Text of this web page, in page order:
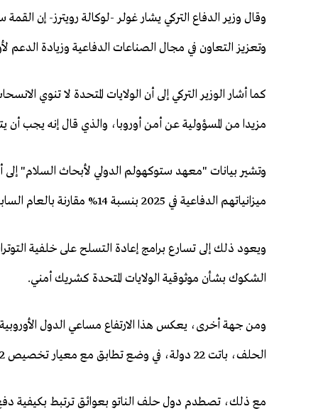
وقال وزير الدفاع التركي يشار غولر -لوكالة رويترز- إن
وتعزيز التعاون في مجال الصناعات الدفاعية وزيادة الدعم
كما أشار الوزير التركي إلى أن الولايات المتحدة لا تنوي
مزيدا من المسؤولية عن أمن أوروبا، والذي قال إنه يجب أن
وتشير بيانات "معهد ستوكهولم الدولي لأبحاث السلام" إلى
ميزانياتهم الدفاعية في 2025 بنسبة 14% مقارنة بالعام السابق، وهي أكبر زيادة منذ عام 1953.
ويعود ذلك إلى تسارع برامج إعادة التسلح على خلفية
الشكوك بشأن موثوقية الولايات المتحدة كشريك أمني.
الحلف، باتت 22 دولة، في وضع تطابق مع معيار تخصيص 2% من الناتج المحلي الإجمالي للإنفاق الدفاعي.
مع ذلك، تصطدم دول حلف الناتو بعوائق ترتبط بكيفية دفع